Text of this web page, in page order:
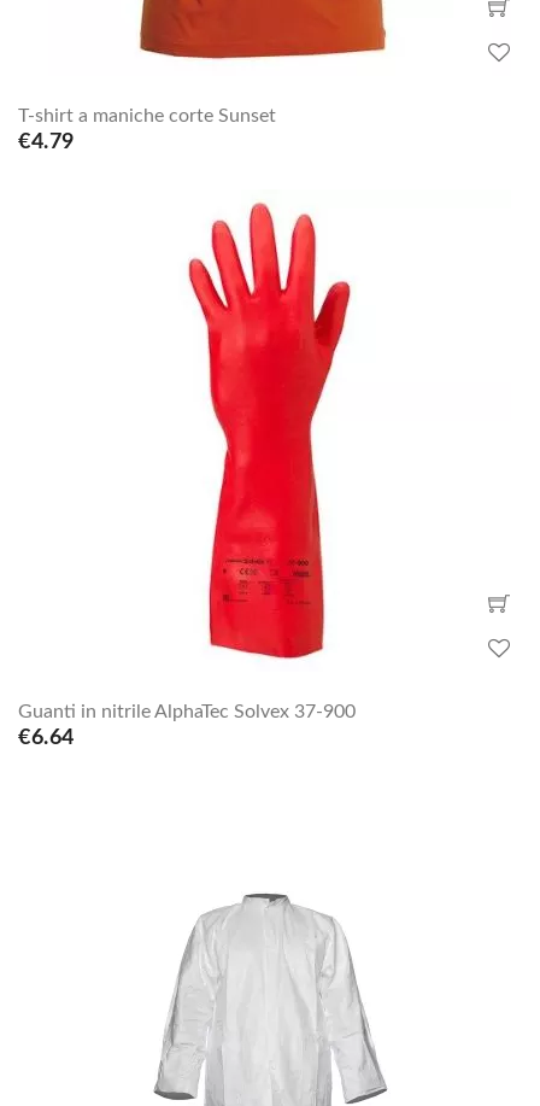
T-shirt a maniche corte Sunset
€4.79
Guanti in nitrile AlphaTec Solvex 37-900
€6.64